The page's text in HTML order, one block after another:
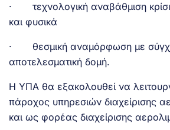
· τεχνολογική αναβάθμιση
και φυσικά
· θεσμική αναμόρφωση με
αποτελεσματική δομή.
Η ΥΠΑ θα εξακολουθεί να
πάροχος υπηρεσιών διαχείρισης
και ως φορέας διαχείρισης